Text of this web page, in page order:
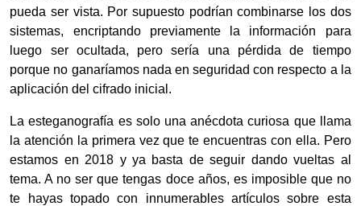
pueda ser vista. Por supuesto podrían combinarse los dos
sistemas, encriptando previamente la información para
luego ser ocultada, pero sería una pérdida de tiempo
porque no ganaríamos nada en seguridad con respecto a la
aplicación del cifrado inicial.
La esteganografía es solo una anécdota curiosa que llama
la atención la primera vez que te encuentras con ella. Pero
estamos en 2018 y ya basta de seguir dando vueltas al
tema. A no ser que tengas doce años, es imposible que no
te hayas topado con innumerables artículos sobre esta